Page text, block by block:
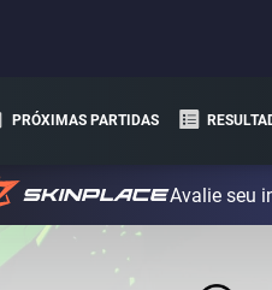
PRÓXIMAS PARTIDAS
Avalie seu